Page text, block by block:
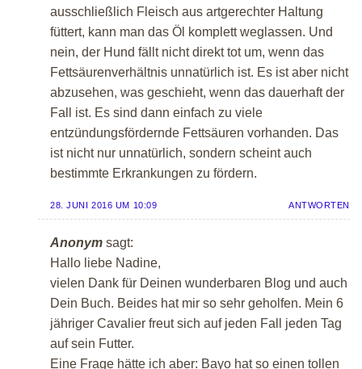
ausschließlich Fleisch aus artgerechter Haltung
füttert, kann man das Öl komplett weglassen. Und
nein, der Hund fällt nicht direkt tot um, wenn das
Fettsäurenverhältnis unnatürlich ist. Es ist aber nicht
abzusehen, was geschieht, wenn das dauerhaft der
Fall ist. Es sind dann einfach zu viele
entzündungsfördernde Fettsäuren vorhanden. Das
ist nicht nur unnatürlich, sondern scheint auch
bestimmte Erkrankungen zu fördern.
28. JUNI 2016 UM 10:09 ANTWORTEN
Anonym sagt:
Hallo liebe Nadine,
vielen Dank für Deinen wunderbaren Blog und auch
Dein Buch. Beides hat mir so sehr geholfen. Mein 6
jähriger Cavalier freut sich auf jeden Fall jeden Tag
auf sein Futter.
Eine Frage hätte ich aber: Bayo hat so einen tollen